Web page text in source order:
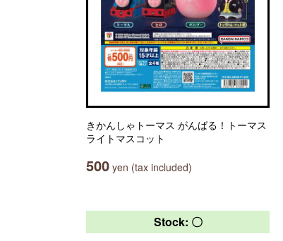
きかんしゃトーマス がんばる！トーマス
ライトマスコット
500 yen (tax included)
Stock: 〇